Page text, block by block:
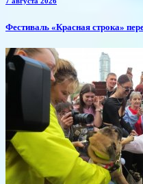
Фестиваль «Красная строка»